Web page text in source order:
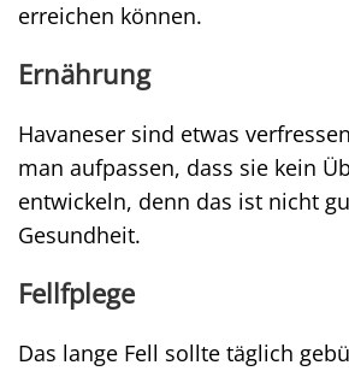
erreichen können.
Ernährung
Havaneser sind etwas
man aufpassen, dass sie kein
entwickeln, denn das ist nicht
Gesundheit.
Fellfplege
Das lange Fell sollte täglich